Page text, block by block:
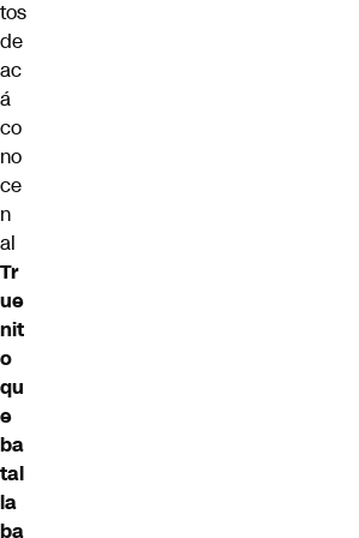
tos
de
ac
á
co
no
ce
n
al
Tr
ue
nit
o
qu
e
ba
tal
la
ba